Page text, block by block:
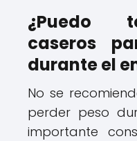
¿Puedo
caseros
durante el
No se
perder peso
importante